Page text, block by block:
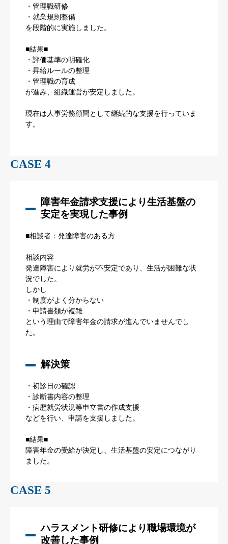
・管理職研修
・就業規則整備
を段階的に実施しました。
■結果■
・評価基準の明確化
・昇給ルールの整理
・管理職の育成
が進み、組織運営が安定しました。
現在は人事労務顧問として継続的な支援を行っていま
す。
CASE 4
障害年金請求支援により生活基盤の
安定を実現した事例
■相談者：発達障害のある方
相談内容
発達障害により就労が不安定であり、生活が困難な状
況でした。
しかし
・制度がよく分からない
・申請書類が複雑
という理由で障害年金の請求が進んでいませんでし
た。
解決策
・初診日の確認
・診断書内容の整理
・病歴就労状況等申立書の作成支援
などを行い、申請を支援しました。
■結果■
障害年金の受給が決定し、生活基盤の安定につながり
ました。
CASE 5
ハラスメント研修により職場環境が
改善した事例